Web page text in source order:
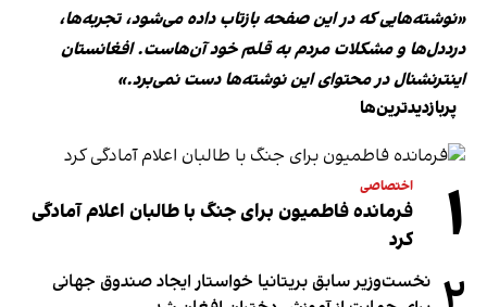
«نوشته‌هایی که در این صفحه بازتاب داده می‌شود، تجربه‌ها،
درددل‌ها و مشکلات مردم به قلم خود آن‌هاست. افغانستان
اینترنشنال در محتوای این نوشته‌ها دست نمی‌برد.»
پربازدیدترین‌ها
۱ اختصاصی
فرمانده فاطمیون برای جنگ با طالبان اعلام آمادگی
کرد
نخست‌وزیر سابق بریتانیا خواستار ایجاد صندوق جهانی